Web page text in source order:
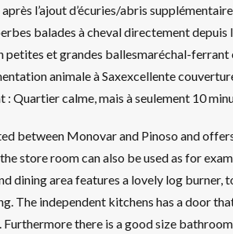
l’ajout d’écuries/abris
balades à cheval directement
petites et grandes ballesmaréchal-
animale à Saxexcellente
Quartier calme, mais à seulement 10
between Monovar and Pinoso and
store room can also be used as for
dining area features a lovely log burner,
The independent kitchens has a door
Furthermore there is a good size